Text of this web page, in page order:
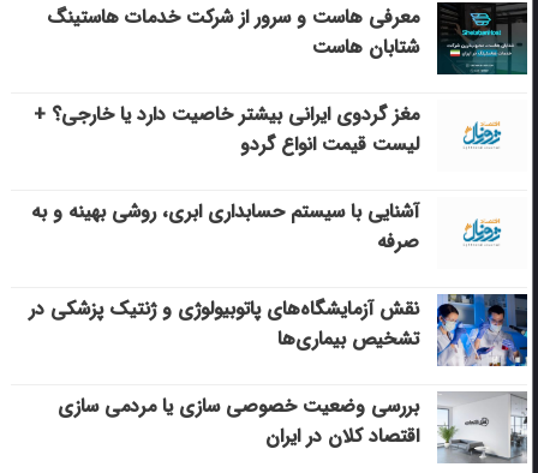
معرفی هاست و سرور از شرکت خدمات هاستینگ
شتابان هاست
مغز گردوی ایرانی بیشتر خاصیت دارد یا خارجی؟ +
لیست قیمت انواع گردو
آشنایی با سیستم حسابداری ابری، روشی بهینه و به
صرفه
نقش آزمایشگاه‌های پاتوبیولوژی و ژنتیک پزشکی در
تشخیص بیماری‌ها
بررسی وضعیت خصوصی سازی یا مردمی سازی
اقتصاد کلان در ایران